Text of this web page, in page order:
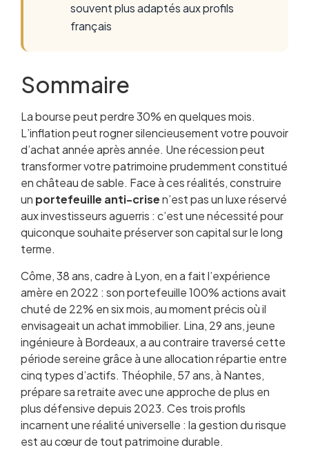
souvent plus adaptés aux profils
français
Sommaire
Qu’est-ce qu’un portefeuille anti-crise ?
Les 5 signaux qui indiquent que vous devez
vous protéger
Allocation 1 : L’Or, la valeur refuge millénaire
Allocation 2 : Obligations et fonds euros — la
sécurité du capital
Allocation 3 : Actions à dividendes défensives
Allocation 4 : L’Immobilier papier (SCPI) comme
amortisseur
réglementés
Comment assembler votre portefeuille anti-
crise en 2026
Gérer et rééquilibrer votre allocation défensive
dans le temps
Fiscalité et enveloppes adaptées à
l’investissement défensif
Les erreurs classiques du portefeuille défensif
Questions fréquentes
La bourse peut perdre 30% en quelques mois.
L’inflation peut rogner silencieusement votre pouvoir
d’achat année après année. Une récession peut
transformer votre patrimoine prudemment constitué
en château de sable. Face à ces réalités, construire
un portefeuille anti-crisen’est pas un luxe réservé
aux investisseurs aguerris : c’est une nécessité pour
quiconque souhaite préserver son capital sur le long
terme.
Côme, 38 ans, cadre à Lyon, en a fait l’expérience
amère en 2022 : son portefeuille 100% actions avait
chuté de 22% en six mois, au moment précis où il
envisageait un achat immobilier. Lina, 29 ans, jeune
ingénieure à Bordeaux, a au contraire traversé cette
période sereine grâce à une allocation répartie entre
cinq types d’actifs. Théophile, 57 ans, à Nantes,
prépare sa retraite avec une approche de plus en
plus défensive depuis 2023. Ces trois profils
incarnent une réalité universelle : la gestion du risque
est au cœur de tout patrimoine durable.